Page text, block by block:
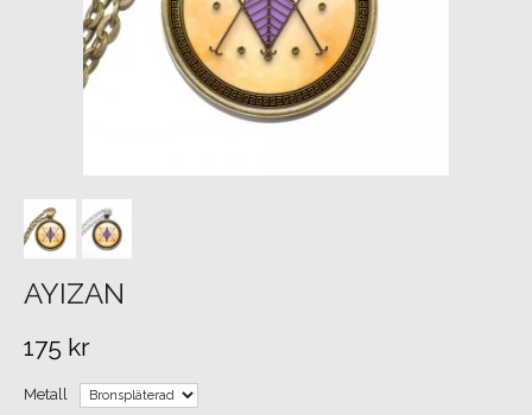
AYIZAN
175 kr
Metall